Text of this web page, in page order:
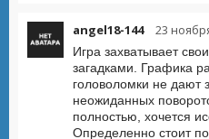
angel18-144 23
Игра захватывает
загадками. Графика
головоломки не дают
неожиданных
полностью, хочется
Определенно стоит